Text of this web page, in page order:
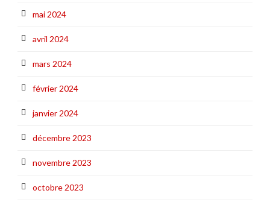
mai 2024
avril 2024
mars 2024
février 2024
janvier 2024
décembre 2023
novembre 2023
octobre 2023